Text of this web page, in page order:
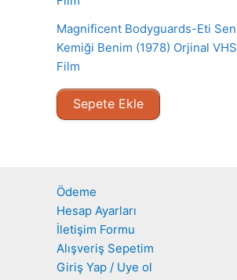
Magnificent Bodyguards-Eti
Kemiği Benim (1978) Orjinal
Film
Sepete Ekle
Ödeme
Hesap Ayarları
İletişim Formu
Alışveriş Sepetim
Giriş Yap / Uye ol